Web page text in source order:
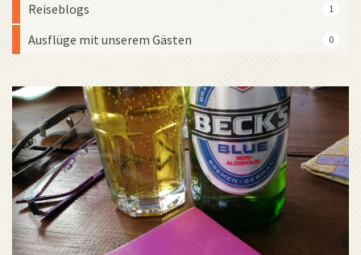
Reiseblogs 1
Ausflüge mit unserem Gästen 0